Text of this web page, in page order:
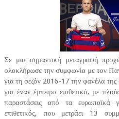
Σε μια σημαντική μεταγραφή
ολοκλήρωσε την συμφωνία με τον
για τη σεζόν 2016-17 την φανέλα
για έναν έμπειρο επιθετικό, με
παραστάσεις από τα ευρωπαϊκά
επιθετικός, που μετράει 13